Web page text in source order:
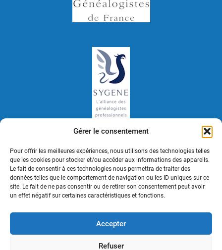
Gérer le consentement
Pour offrir les meilleures expériences, nous utilisons des technologies telles
que les cookies pour stocker et/ou accéder aux informations des appareils.
Le fait de consentir à ces technologies nous permettra de traiter des
données telles que le comportement de navigation ou les ID uniques sur ce
site. Le fait de ne pas consentir ou de retirer son consentement peut avoir
un effet négatif sur certaines caractéristiques et fonctions.
Accepter
Refuser
Politique de confidentialité Mentions légales
Plan du site Contact
Gestion des Cookies